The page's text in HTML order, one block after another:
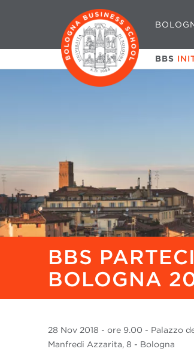
BBS
BBS
BOLOGNA
28 Nov 2018 - ore 9.00 - Palazzo
Manfredi Azzarita, 8 - Bologna